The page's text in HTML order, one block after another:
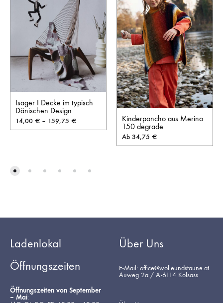
Isager I Decke im typisch
Dänischen Design
14,00 € – 159,75 €
Kinderponcho aus Merino
150 degrade
Ab 34,75 €
Ladenlokal
Öffnungszeiten
Öffnungszeiten von September
– Mai:
Über Uns
E-Mail: office@wolleundstaune.at
Auweg 2a / A-6114 Kolsass